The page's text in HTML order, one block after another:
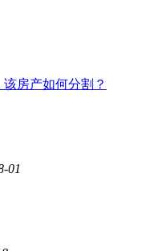
房产如何分割？
01